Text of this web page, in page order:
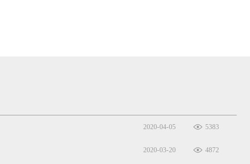
2020-04-05 5383
2020-03-20 4872